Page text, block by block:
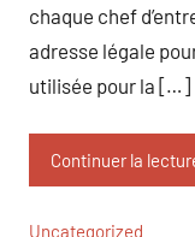
chaque chef
adresse légale
utilisée pour la […]
Continuer la
Uncategorized